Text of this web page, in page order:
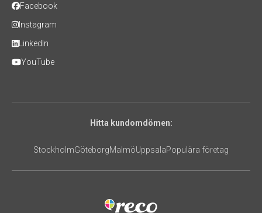
Facebook
Instagram
LinkedIn
YouTube
Hitta kundomdömen:
StockholmGöteborgMalmöUppsalaPopulära företag